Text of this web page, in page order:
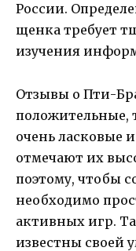
России.
щенка требует
изучения
Отзывы о Пти-
положительные,
очень ласковые
отмечают их
поэтому, чтобы
необходимо
активных игр.
известны своей